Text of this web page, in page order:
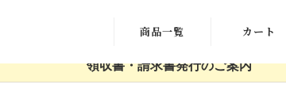
商品一覧
デザート
カート
新規会員登録
領収書・請求書発行のご案内